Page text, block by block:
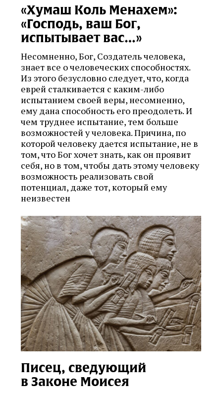
«Хумаш Коль Менахем»:
«Господь, ваш Бог,
испытывает вас…»
Несомненно, Бог, Создатель человека,
знает все о человеческих способностях.
Из этого безусловно следует, что, когда
еврей сталкивается с каким-либо
испытанием своей веры, несомненно,
ему дана способность его преодолеть. И
чем труднее испытание, тем больше
возможностей у человека. Причина, по
которой человеку дается испытание, не в
том, что Бог хочет знать, как он проявит
себя, но в том, чтобы дать этому человеку
возможность реализовать свой
потенциал, даже тот, который ему
неизвестен
Писец, сведующий
в Законе Моисея